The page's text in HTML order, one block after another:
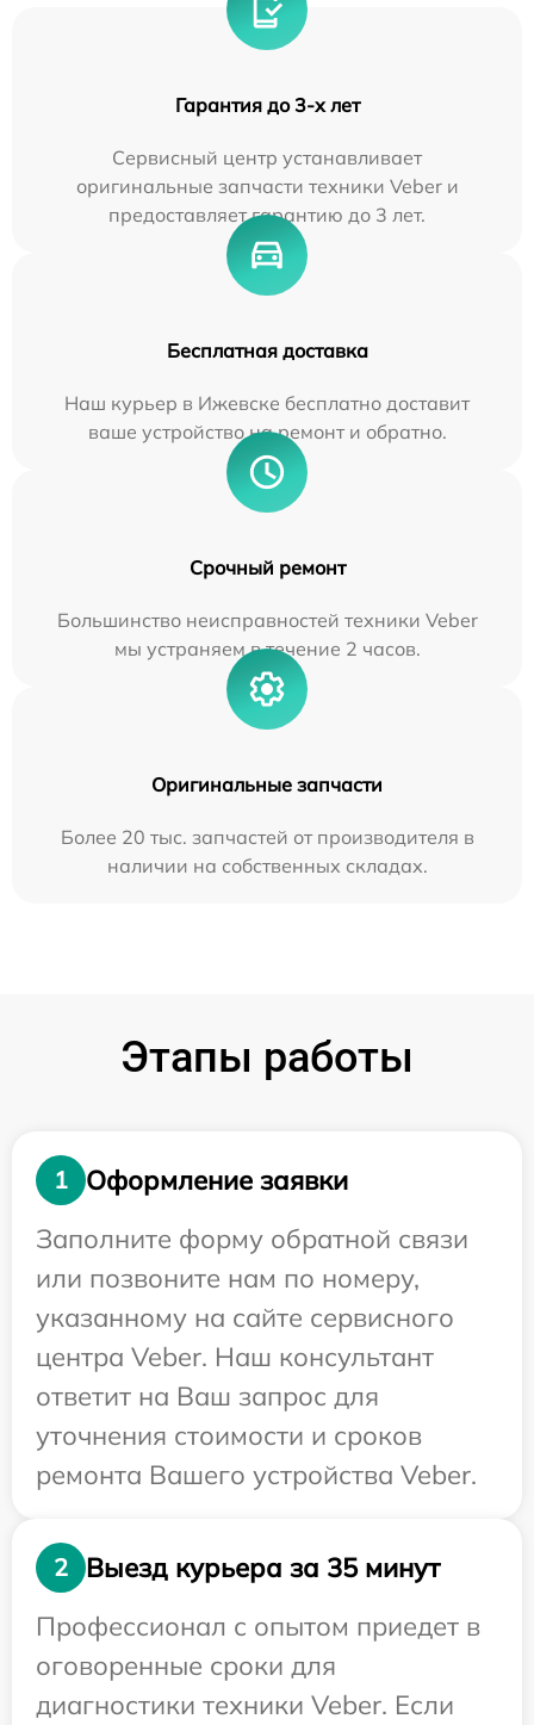
Гарантия до 3-х лет
Сервисный центр устанавливает
оригинальные запчасти техники Veber и
предоставляет гарантию до 3 лет.
Бесплатная доставка
Наш курьер в Ижевске бесплатно доставит
ваше устройство на ремонт и обратно.
Срочный ремонт
Большинство неисправностей техники Veber
мы устраняем в течение 2 часов.
Оригинальные запчасти
Более 20 тыс. запчастей от производителя в
наличии на собственных складах.
Этапы работы
1
Оформление заявки
Заполните форму обратной связи
или позвоните нам по номеру,
указанному на сайте сервисного
центра Veber. Наш консультант
ответит на Ваш запрос для
уточнения стоимости и сроков
ремонта Вашего устройства Veber.
2
Выезд курьера за 35 минут
Профессионал с опытом приедет в
оговоренные сроки для
диагностики техники Veber. Если